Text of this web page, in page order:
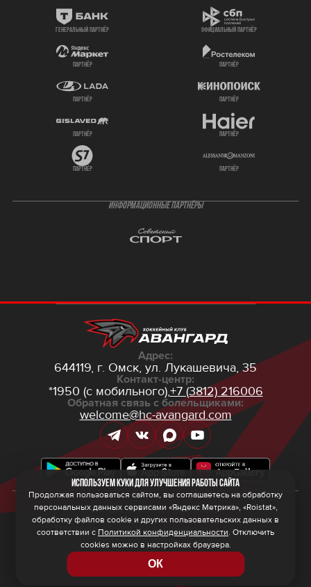
генеральный партнёр официальный партнёр
партнёр партнёр
партнёр партнёр
партнёр партнёр
партнёр партнёр
ИНФОРМАЦИОННЫЕ ПАРТНЁРЫ
Адрес:
644119, г. Омск, ул. Лукашевича, 35
Контакт-центр:
*1950 (с мобильного),+7 (3812) 216006
Обратная связь с болельщиками:
welcome@hc-avangard.com
© 2026 ООО ХК «Авангард»
Политика конфиденциальности
Политика обработки персональных данных
Правила программы лояльности
Используем куки для улучшения работы сайта
Продолжая пользоваться сайтом, вы соглашаетесь на обработку
персональных данных сервисами «Яндекс Метрика», «Roistat»,
обработку файлов cookie и других пользовательских данных в
соответствии с Политикой конфиденциальности. Отключить
cookies можно в настройках браузера.
ОК